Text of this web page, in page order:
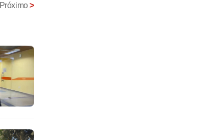
Próximo>